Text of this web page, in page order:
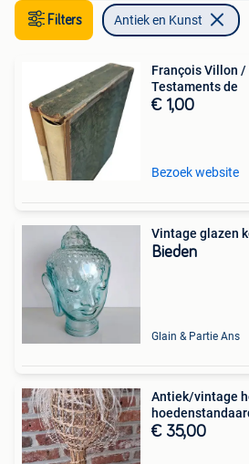
Filters Antiek en Kunst
François Villon /
Testaments de
€ 1,00
Bezoek website
Vintage glazen
Bieden
Glain & Partie Ans
Antiek/vintage
€ 35,00